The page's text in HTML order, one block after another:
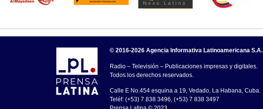
© 2016-2026 Agencia Informativa Latinoamericana S.A.
Radio – Televisión – Publicaciones impresas y digitales.
Todos los derechos reservados.
Calle E No.454 esquina a 19, Vedado, La Habana, Cuba.
Teléf: (+53) 7 838 3496, (+53) 7 838 3497